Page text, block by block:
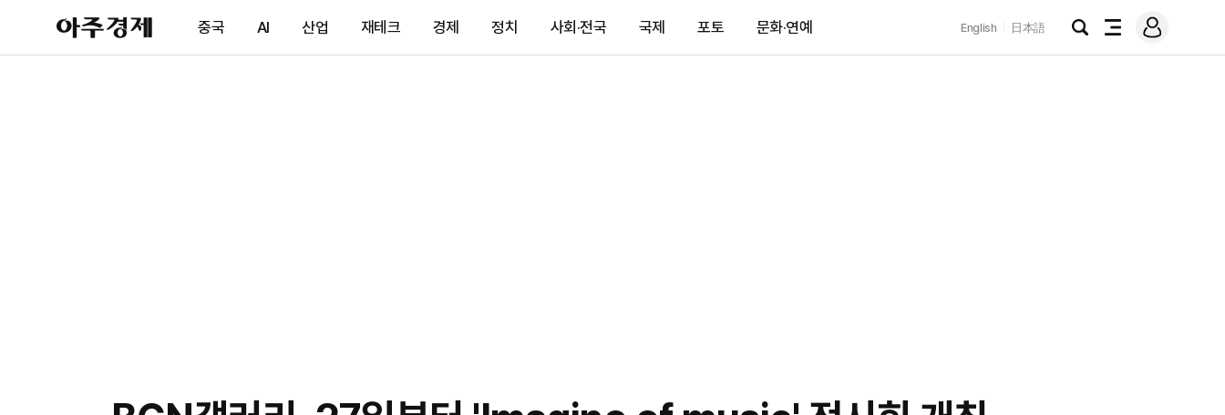
아
주
제
중국 AI 산업 재테크 경제 정치 사회·전국 국제 포토 문화·연예 English 日本語
검
전
메
그